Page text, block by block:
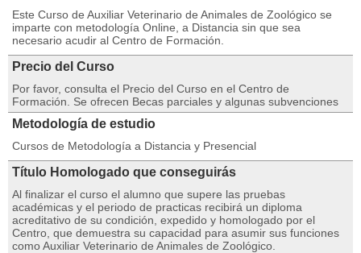
Este Curso de Auxiliar Veterinario de Animales de Zoológico se
imparte con metodología Online, a Distancia sin que sea
necesario acudir al Centro de Formación.
Precio del Curso
Por favor, consulta el Precio del Curso en el Centro de
Formación. Se ofrecen Becas parciales y algunas subvenciones
Metodología de estudio
Cursos de Metodología a Distancia y Presencial
Título Homologado que conseguirás
Al finalizar el curso el alumno que supere las pruebas
académicas y el periodo de practicas recibirá un diploma
acreditativo de su condición, expedido y homologado por el
Centro, que demuestra su capacidad para asumir sus funciones
como Auxiliar Veterinario de Animales de Zoológico.